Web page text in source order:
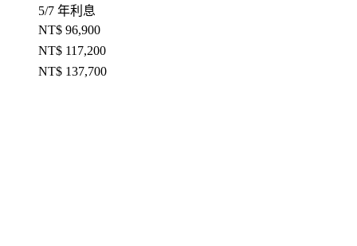
5/7 年利息
NT$ 96,900
NT$ 117,200
NT$ 137,700